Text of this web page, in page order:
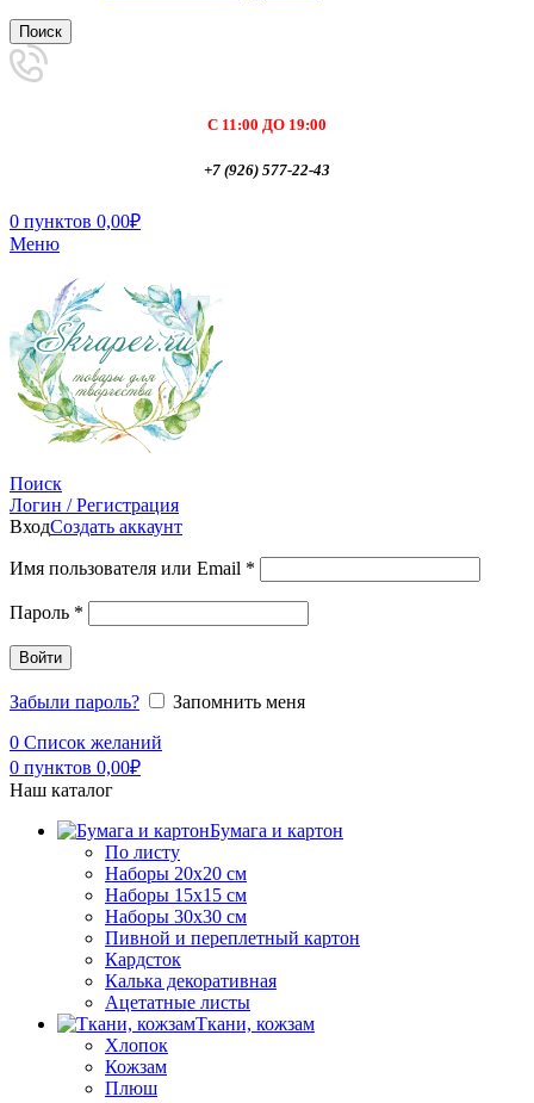
Поиск
С 11:00 ДО 19:00
+7 (926) 577-22-43
0 пунктов 0,00₽
Меню
Поиск
Логин / Регистрация
ВходСоздать аккаунт
Имя пользователя или Email *
Пароль *
Войти
Забыли пароль?
Запомнить меня
0 Список желаний
0 пунктов 0,00₽
Наш каталог
Бумага и картон
По листу
Наборы 20х20 см
Наборы 15х15 см
Наборы 30х30 см
Пивной и переплетный картон
Кардсток
Калька декоративная
Ацетатные листы
Ткани, кожзам
Хлопок
Кожзам
Плюш